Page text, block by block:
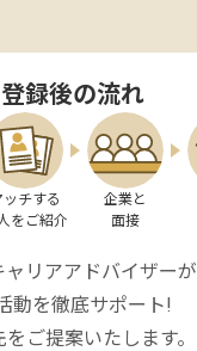
録後の流れ
ッチする
をご紹介
企業と
面接
リアアドバイザーが
動を徹底サポート!
ご提案いたします。